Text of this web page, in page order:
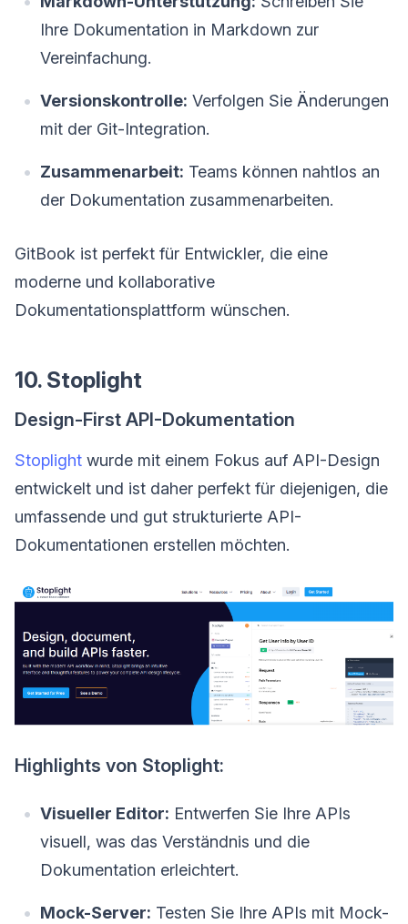
Ihre Dokumentation in Markdown zur
Vereinfachung.
Versionskontrolle: Verfolgen Sie Änderungen
mit der Git-Integration.
Zusammenarbeit: Teams können nahtlos an
der Dokumentation zusammenarbeiten.
GitBook ist perfekt für Entwickler, die eine
moderne und kollaborative
Dokumentationsplattform wünschen.
10. Stoplight
Design-First API-Dokumentation
Stoplight wurde mit einem Fokus auf API-Design
entwickelt und ist daher perfekt für diejenigen, die
umfassende und gut strukturierte API-
Dokumentationen erstellen möchten.
Highlights von Stoplight:
Visueller Editor: Entwerfen Sie Ihre APIs
visuell, was das Verständnis und die
Dokumentation erleichtert.
Mock-Server: Testen Sie Ihre APIs mit Mock-